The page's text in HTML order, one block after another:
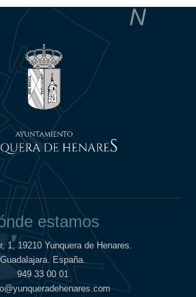
estamos
1, 19210 Yunquera de Henares.
Guadalajara. España.
949 33 00 01